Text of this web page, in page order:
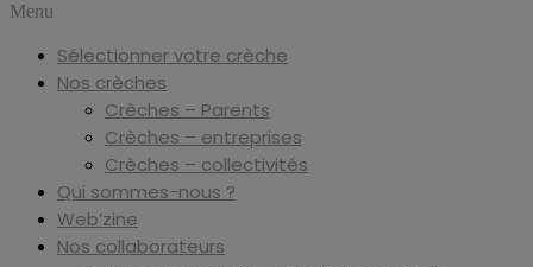
Menu
Sélectionner votre crèche
Nos crèches
Crèches – Parents
Crèches – entreprises
Crèches – collectivités
Qui sommes-nous ?
Web’zine
Nos collaborateurs